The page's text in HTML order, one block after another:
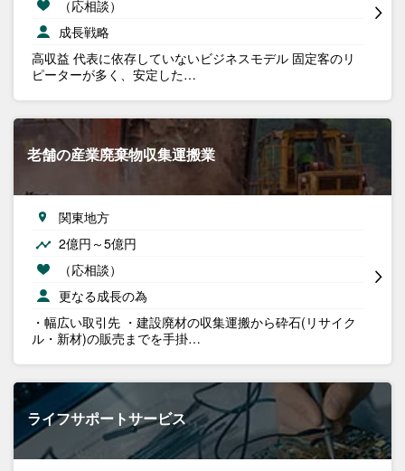
（応相談）
成長戦略
高収益 代表に依存していないビジネスモデル 固定客のリ
ピーターが多く、安定した…
老舗の産業廃棄物収集運搬業
関東地方
2億円～5億円
（応相談）
更なる成長の為
・幅広い取引先 ・建設廃材の収集運搬から砕石(リサイク
ル・新材)の販売までを手掛…
ライフサポートサービス